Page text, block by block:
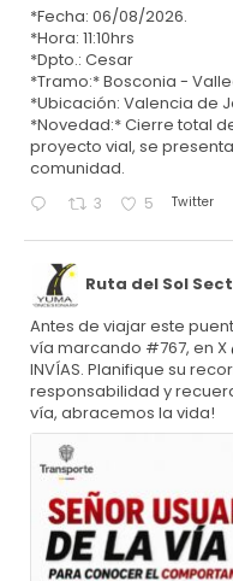
*Fecha: 06/08/2026.
*Hora: 11:10hrs
*Dpto.: Cesar
*Tramo:* Bosconia -
*Ubicación: Valencia de
*Novedad:* Cierre total
proyecto vial, se
comunidad.
3 5 Twitter
Ruta del Sol
Antes de viajar este
vía marcando #767, en X
INVÍAS. Planifique su
responsabilidad y
vía, abracemos la vida!